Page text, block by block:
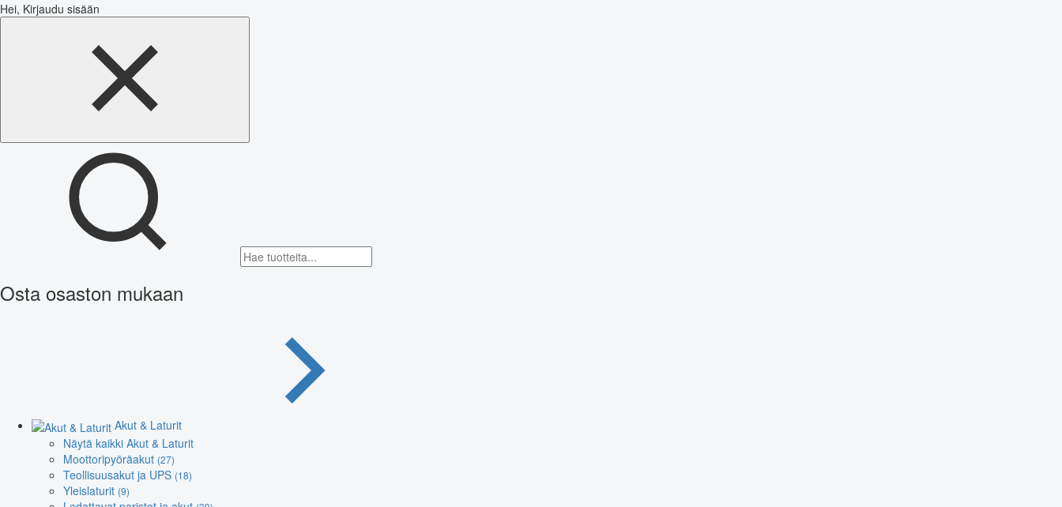
Hei, Kirjaudu sisään
Osta osaston mukaan
Akut & Laturit
Näytä kaikki Akut & Laturit
Moottoripyöräakut (27)
Teollisuusakut ja UPS (18)
Yleislaturit (9)